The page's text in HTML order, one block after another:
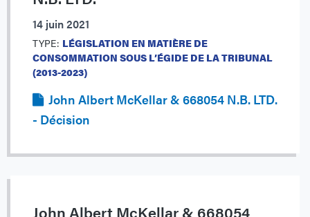
14 juin 2021
TYPE: LÉGISLATION EN MATIÈRE DE
CONSOMMATION SOUS L’ÉGIDE DE LA TRIBUNAL
(2013-2023)
John Albert McKellar & 668054 N.B. LTD.
- Décision
John Albert McKellar & 668054